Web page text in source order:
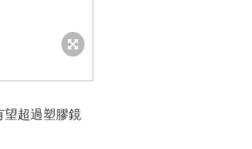
望超過塑膠鏡